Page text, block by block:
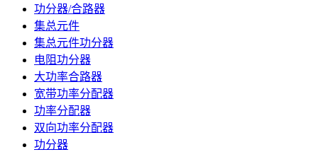
功分器/合路器
集总元件
集总元件功分器
电阻功分器
大功率合路器
宽带功率分配器
功率分配器
双向功率分配器
功分器